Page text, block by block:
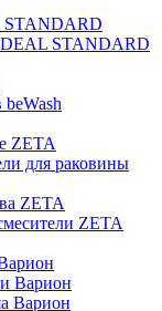
STANDARD
STANDARD
ZETA
для раковины
ZETA
ZETA
Варион
Варион